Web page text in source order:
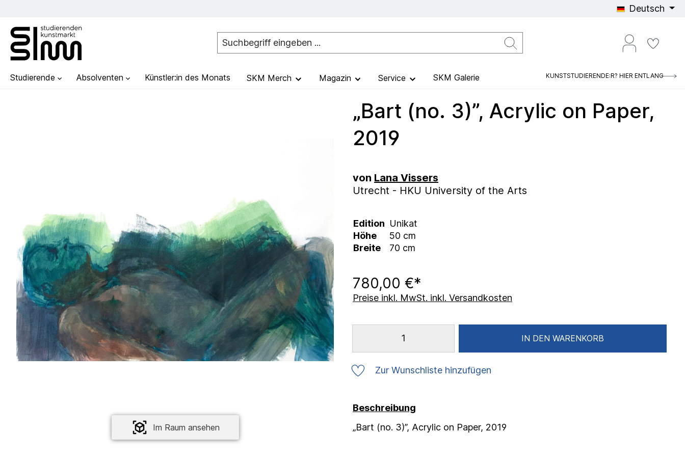
Deutsch
Studierende Absolventen Künstler:in des Monats SKM Merch Magazin Service SKM Galerie KUNSTSTUDIERENDE:R? HIER ENTLANG
Im Raum ansehen
„Bart (no. 3)”, Acrylic on Paper,
2019
von Lana Vissers
Utrecht - HKU University of the Arts
Edition Unikat
Höhe
50 cm
Breite
70 cm
780,00 €*
Preise inkl. MwSt. inkl. Versandkosten
IN DEN WARENKORB
Zur Wunschliste hinzufügen
Beschreibung
„Bart (no. 3)”, Acrylic on Paper, 2019